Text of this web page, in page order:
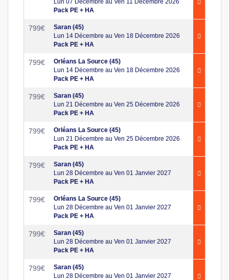
Lun 07 Décembre au Ven 11 Décembre 2026
Pack PE + HA
799€
Saran (45)
Lun 14 Décembre au Ven 18 Décembre 2026
Pack PE + HA
799€
Orléans La Source (45)
Lun 14 Décembre au Ven 18 Décembre 2026
Pack PE + HA
799€
Saran (45)
Lun 21 Décembre au Ven 25 Décembre 2026
Pack PE + HA
799€
Orléans La Source (45)
Lun 21 Décembre au Ven 25 Décembre 2026
Pack PE + HA
799€
Saran (45)
Lun 28 Décembre au Ven 01 Janvier 2027
Pack PE + HA
799€
Orléans La Source (45)
Lun 28 Décembre au Ven 01 Janvier 2027
Pack PE + HA
799€
Saran (45)
Lun 28 Décembre au Ven 01 Janvier 2027
Pack PE + HA
799€
Saran (45)
Lun 28 Décembre au Ven 01 Janvier 2027